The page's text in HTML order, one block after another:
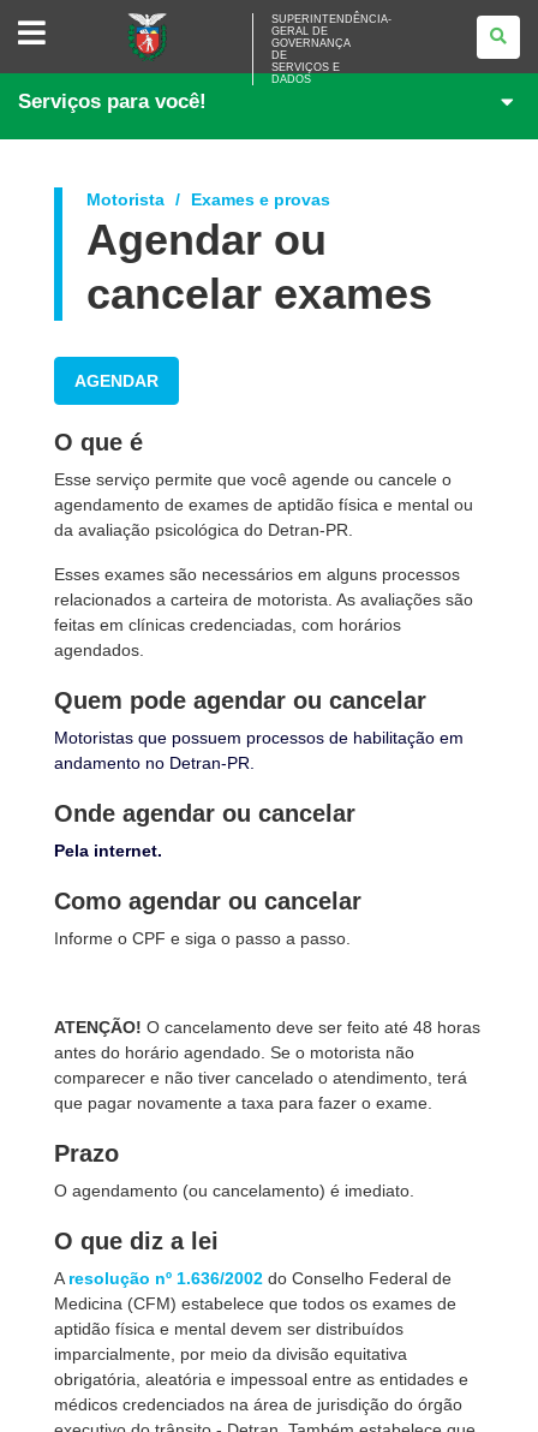
SUPERINTENDÊNCIA-
<BR>GOVERNANÇA
SERVIÇOS
DADOS
SUPERINTENDÊNCIA-
GERAL DE
GOVERNANÇA
DE
SERVIÇOS E
DADOS
Serviços para você!
Motorista Exames e provas
Agendar ou
cancelar exames
AGENDAR
O que é
Esse serviço permite que você agende ou cancele o
agendamento de exames de aptidão física e mental ou
da avaliação psicológica do Detran-PR.
Esses exames são necessários em alguns processos
relacionados a carteira de motorista. As avaliações são
feitas em clínicas credenciadas, com horários
agendados.
Quem pode agendar ou cancelar
Motoristas que possuem processos de habilitação em
andamento no Detran-PR.
Onde agendar ou cancelar
Pela internet.
Como agendar ou cancelar
Informe o CPF e siga o passo a passo.
ATENÇÃO! O cancelamento deve ser feito até 48 horas
antes do horário agendado. Se o motorista não
comparecer e não tiver cancelado o atendimento, terá
que pagar novamente a taxa para fazer o exame.
Prazo
O agendamento (ou cancelamento) é imediato.
O que diz a lei
A resolução nº 1.636/2002 do Conselho Federal de
Medicina (CFM) estabelece que todos os exames de
aptidão física e mental devem ser distribuídos
imparcialmente, por meio da divisão equitativa
obrigatória, aleatória e impessoal entre as entidades e
médicos credenciados na área de jurisdição do órgão